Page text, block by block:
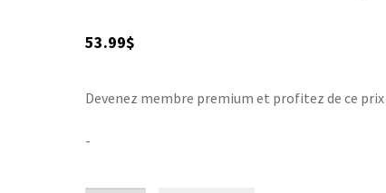
53.99$
Devenez membre premium et profitez de ce prix
-